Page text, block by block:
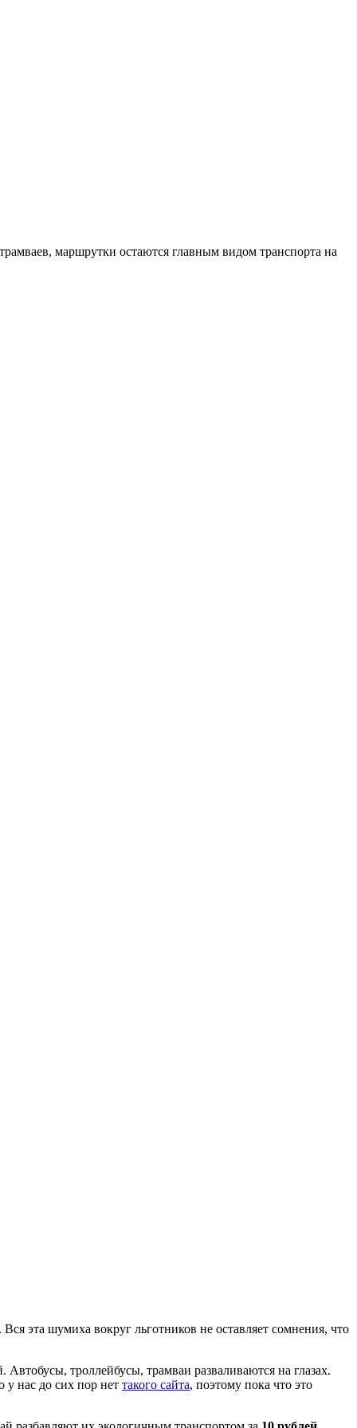
маршрутки остаются главным видом транспорта на
эта шумиха вокруг льготников не оставляет сомнения, что
троллейбусы, трамваи разваливаются на глазах.
у нас до сих пор нет такого сайта, поэтому пока что это